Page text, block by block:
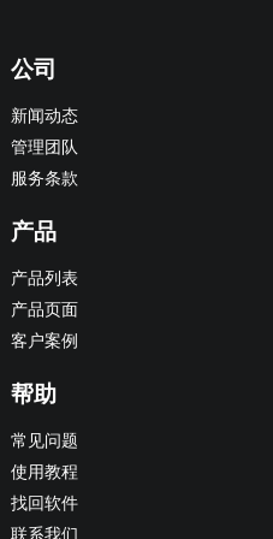
公司
新闻动态
管理团队
服务条款
产品
产品列表
产品页面
客户案例
帮助
常见问题
使用教程
找回软件
联系我们